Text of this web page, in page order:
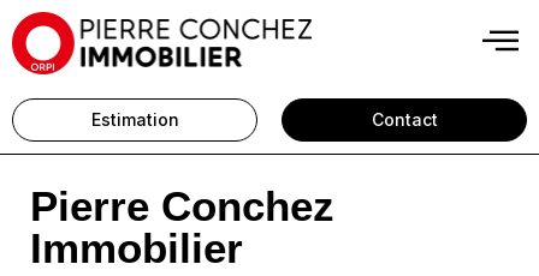
Estimation Contact
Pierre Conchez
Immobilier